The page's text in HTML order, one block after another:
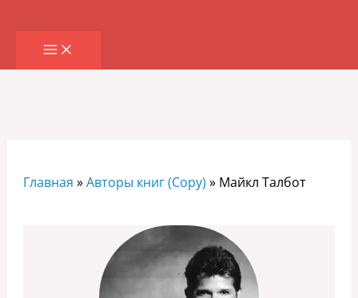
содержимому
Главная »Авторы книг (Copy) » Майкл Талбот